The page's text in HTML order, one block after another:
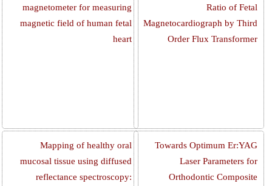
Ratio of Fetal
Magnetocardiograph by Third
Order Flux Transformer
Towards Optimum Er:YAG
Laser Parameters for
Orthodontic Composite
magnetometer for measuring
magnetic field of human fetal
heart
Mapping of healthy oral
mucosal tissue using diffused
reflectance spectroscopy: